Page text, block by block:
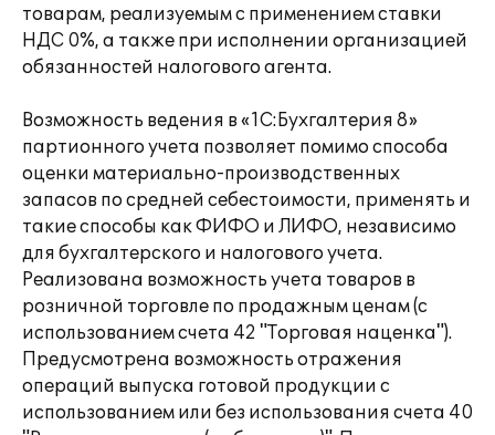
товарам, реализуемым с применением ставки
НДС 0%, а также при исполнении организацией
обязанностей налогового агента.
Возможность ведения в «1С:Бухгалтерия 8»
партионного учета позволяет помимо способа
оценки материально-производственных
запасов по средней себестоимости, применять и
такие способы как ФИФО и ЛИФО, независимо
для бухгалтерского и налогового учета.
Реализована возможность учета товаров в
розничной торговле по продажным ценам (с
использованием счета 42 "Торговая наценка").
Предусмотрена возможность отражения
операций выпуска готовой продукции с
использованием или без использования счета 40